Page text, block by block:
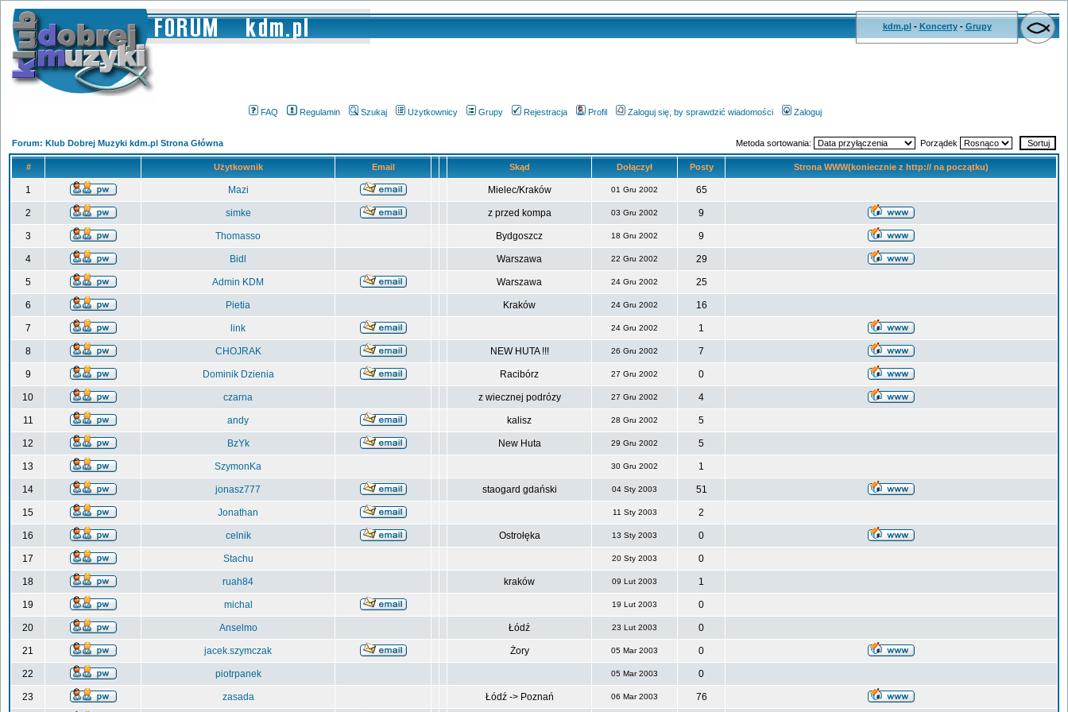
kdm.pl- Koncerty- Grupy
FAQ Regulamin Szukaj Użytkownicy Grupy Rejestracja Profil Zaloguj się, by sprawdzić wiadomości Zaloguj
Forum: Klub Dobrej Muzyki kdm.pl Strona Główna Metoda sortowania: Porządek
# Użytkownik Email Skąd Dołączył Posty Strona WWW(koniecznie z http:// na początku)
1 Mazi Mielec/Kraków 01 Gru 2002 65
2 simke z przed kompa 03 Gru 2002 9
3 Thomasso Bydgoszcz 18 Gru 2002 9
4 Bidl Warszawa 22 Gru 2002 29
5 Admin KDM Warszawa 24 Gru 2002 25
6 Pietia Kraków 24 Gru 2002 16
7 link 24 Gru 2002 1
8 CHOJRAK NEW HUTA !!! 26 Gru 2002 7
9 Dominik Dzienia Racibórz 27 Gru 2002 0
10 czarna z wiecznej podrózy 27 Gru 2002 4
11 andy kalisz 28 Gru 2002 5
12 BzYk New Huta 29 Gru 2002 5
13 SzymonKa 30 Gru 2002 1
14 jonasz777 staogard gdański 04 Sty 2003 51
15 Jonathan 11 Sty 2003 2
16 celnik Ostrołęka 13 Sty 2003 0
17 Stachu 20 Sty 2003 0
18 ruah84 kraków 09 Lut 2003 1
19 michal 19 Lut 2003 0
20 Anselmo Łódź 23 Lut 2003 0
21 jacek.szymczak Żory 05 Mar 2003 0
22 piotrpanek 05 Mar 2003 0
23 zasada Łódź -> Poznań 06 Mar 2003 76